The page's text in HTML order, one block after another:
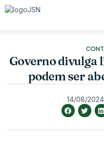
Governo divulga
podem ser
14/08/2024